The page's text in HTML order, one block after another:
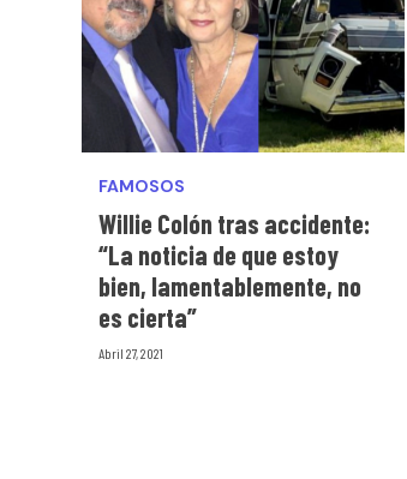
FAMOSOS
Willie Colón tras accidente:
“La noticia de que estoy
bien, lamentablemente, no
es cierta”
Abril 27, 2021